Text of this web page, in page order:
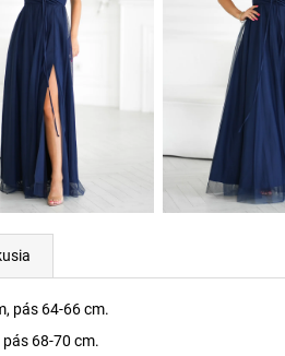
pás 64-66 cm.
68-70 cm.